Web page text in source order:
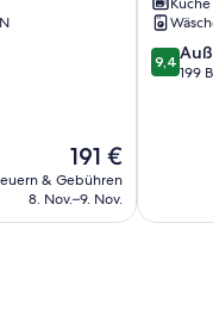
Der
Preis
beträgt
191 €
& Gebühren
8. Nov.–9. Nov.
City
Centre
Küche
9.4
von
9,4
199